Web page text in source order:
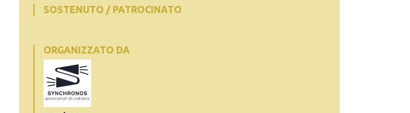
SOSTENUTO / PATROCINATO
ORGANIZZATO DA